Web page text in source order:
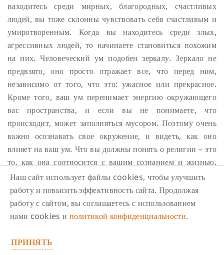
находитесь среди мирных, благородных, счастливых
людей, вы тоже склонны чувствовать себя счастливым и
умиротворенным. Когда вы находитесь среди злых,
агрессивных людей, то начинаете становиться похожим
на них. Человеческий ум подобен зеркалу. Зеркало не
предвзято, оно просто отражает все, что перед ним,
независимо от того, что это: ужасное или прекрасное.
Кроме того, ваш ум перенимает энергию окружающего
вас пространства, и если вы не понимаете, что
происходит, может заполняться мусором. Поэтому очень
важно осознавать свое окружение, и видеть, как оно
влияет на ваш ум. Что вы должны понять о религии – это
то, как она соотносится с вашим сознанием и жизнью.
Если вы сможете управлять всем этим, то религия станет
фантастической помощью, и вот они – ваши реализации.
Вам не нужно акцентировать внимание на вере в Бога
или Будду, грехах или на чем бы то ни было, не
правильного понимания, и вы получите результаты, даже
Наш сайт использует файлы cookies, чтобы улучшить
работу и повысить эффективность сайта. Продолжая
работу с сайтом, вы соглашаетесь с использованием
нами cookies и политикой конфиденциальности.
ПРИНЯТЬ